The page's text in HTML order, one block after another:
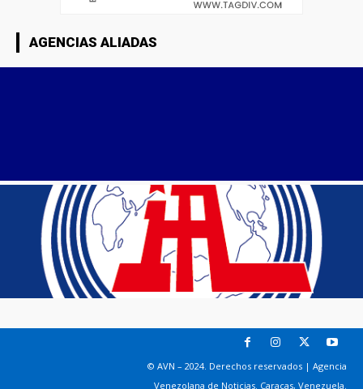
AGENCIAS ALIADAS
© AVN – 2024. Derechos reservados | Agencia
Venezolana de Noticias. Caracas, Venezuela.